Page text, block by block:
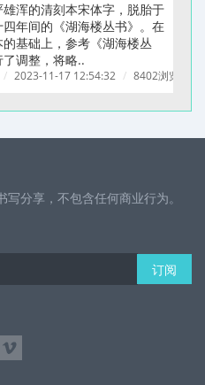
浑的清刻本宋体字，脱胎于
年间的《湖海楼丛书》。在
的基础上，参考《湖海楼丛
调整，将略..
/ 2023-11-17 12:54:32 / 8402浏览
分享，不包含任何商业行为。
订阅